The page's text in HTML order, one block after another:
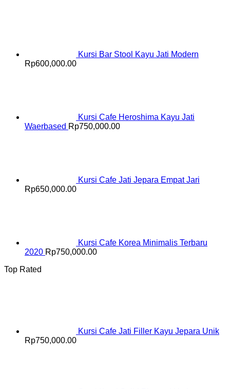
Kursi Bar Stool Kayu Jati Modern
Rp600,000.00
Kursi Cafe Heroshima Kayu Jati
Waerbased Rp750,000.00
Kursi Cafe Jati Jepara Empat Jari
Rp650,000.00
Kursi Cafe Korea Minimalis Terbaru
2020 Rp750,000.00
Top Rated
Kursi Cafe Jati Filler Kayu Jepara Unik
Rp750,000.00